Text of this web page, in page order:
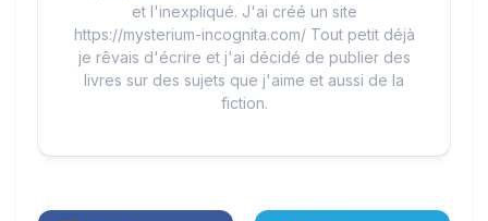
et l'inexpliqué. J'ai créé un site
https://mysterium-incognita.com/ Tout petit déjà
je rêvais d'écrire et j'ai décidé de publier des
livres sur des sujets que j'aime et aussi de la
fiction.